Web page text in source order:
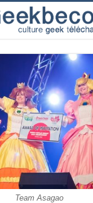
Team Asagao